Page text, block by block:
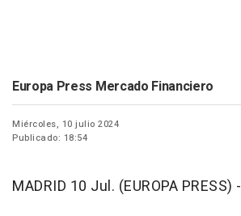
Europa Press Mercado Financiero
Miércoles, 10 julio 2024
Publicado: 18:54
MADRID 10 Jul. (EUROPA PRESS) -